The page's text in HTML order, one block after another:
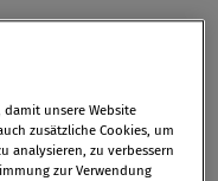
ein Verfahren zu
Telecom
unsere Website
zusätzliche Cookies, um
analysieren, zu verbessern
zur Verwendung